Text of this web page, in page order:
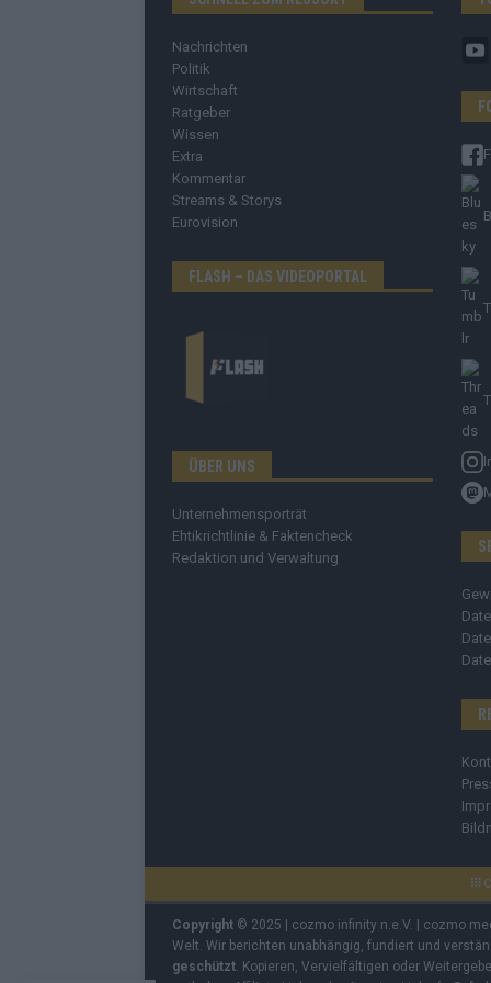
Nachrichten
Politik
Wirtschaft
Ratgeber
Wissen
Extra
Kommentar
Streams & Storys
Eurovision
FLASH – DAS VIDEOPORTAL
ÜBER UNS
Unternehmensporträt
Ehtikrichtlinie & Faktencheck
Redaktion und Verwaltung
Copyright © 2025 | cozmo infinity n.e.V. | cozmo
Welt. Wir berichten unabhängig, fundiert und
geschützt . Kopieren, Vervielfältigen oder